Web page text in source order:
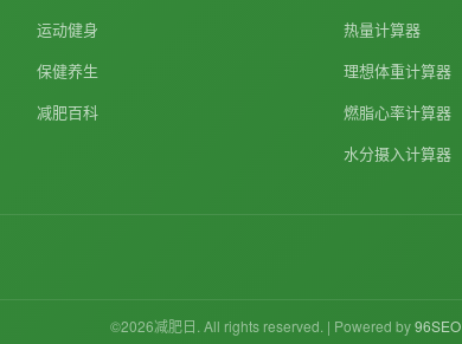
运动健身
保健养生
减肥百科
热量计算器
理想体重计算器
燃脂心率计算器
水分摄入计算器
©2026减肥日. All rights reserved. | Powered by96SEO